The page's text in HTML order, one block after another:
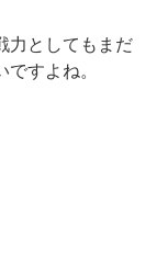
力としてもまだ
すよね。